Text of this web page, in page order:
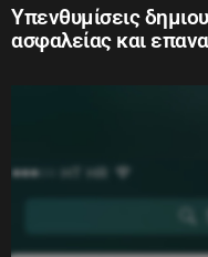
Υπενθυμίσεις
ασφαλείας και